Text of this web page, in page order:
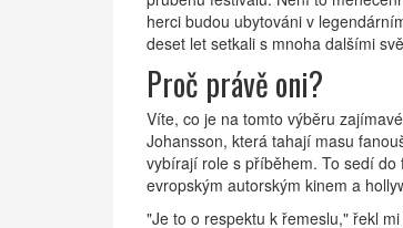
herci budou ubytováni v
deset let setkali s mnoha dalšími
Proč právě oni?
Víte, co je na tomto výběru
Johansson, která tahají masu
vybírají role s příběhem. To sedí do
evropským autorským kinem a
"Je to o respektu k řemeslu," řekl